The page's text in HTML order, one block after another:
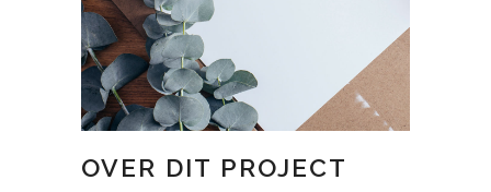
OVER DIT PROJECT